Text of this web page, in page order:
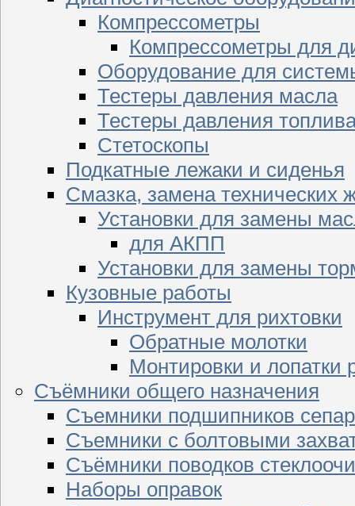
Компрессометры
Компрессометры для
Оборудование для
Тестеры давления масла
Тестеры давления
Стетоскопы
Подкатные лежаки и сиденья
Смазка, замена технических
Установки для замены
для АКПП
Установки для замены
Кузовные работы
Инструмент для рихтовки
Обратные молотки
Монтировки и лопатки
Съёмники общего назначения
Съемники подшипников
Съемники с болтовыми
Съёмники поводков
Наборы оправок